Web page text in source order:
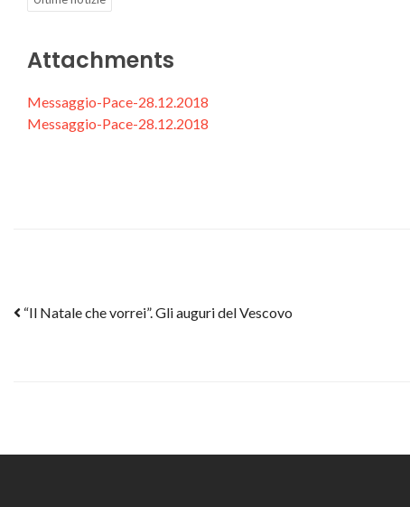
Attachments
Messaggio-Pace-28.12.2018
Messaggio-Pace-28.12.2018
Post navigation
“Il Natale che vorrei”. Gli auguri del Vescovo